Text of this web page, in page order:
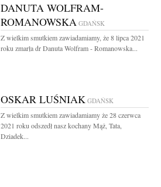
DANUTA WOLFRAM-
ROMANOWSKA GDAŃSK
Z wielkim smutkiem zawiadamiamy, że 8 lipca 2021
roku zmarła dr Danuta Wolfram - Romanowska...
OSKAR LUŚNIAK GDAŃSK
Z wielkim smutkiem zawiadamiamy że 28 czerwca
2021 roku odszedł nasz kochany Mąż, Tata,
Dziadek...